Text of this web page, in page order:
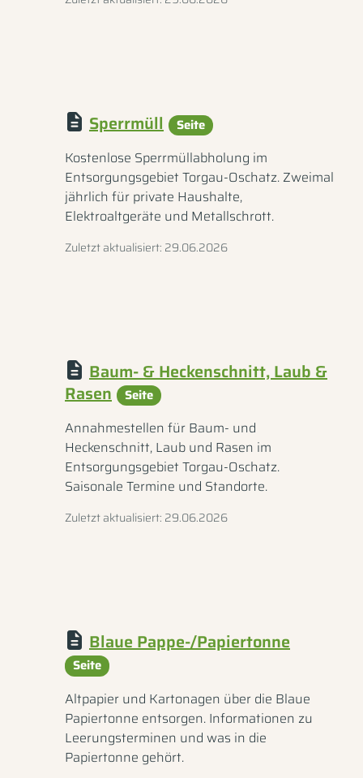
Sperrmüll Seite
Kostenlose Sperrmüllabholung im
Entsorgungsgebiet Torgau-Oschatz. Zweimal
jährlich für private Haushalte,
Elektroaltgeräte und Metallschrott.
Zuletzt aktualisiert: 29.06.2026
Baum- & Heckenschnitt, Laub &
Rasen
Seite
Annahmestellen für Baum- und
Heckenschnitt, Laub und Rasen im
Entsorgungsgebiet Torgau-Oschatz.
Saisonale Termine und Standorte.
Zuletzt aktualisiert: 29.06.2026
Blaue Pappe-/Papiertonne
Seite
Altpapier und Kartonagen über die Blaue
Papiertonne entsorgen. Informationen zu
Leerungsterminen und was in die
Papiertonne gehört.